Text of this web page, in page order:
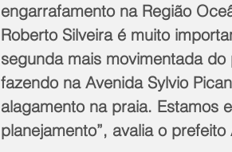
engarrafamento na Região
Roberto Silveira é muito
segunda mais movimentada
fazendo na Avenida Sylvio
alagamento na praia. Estamos
planejamento”, avalia o prefeito